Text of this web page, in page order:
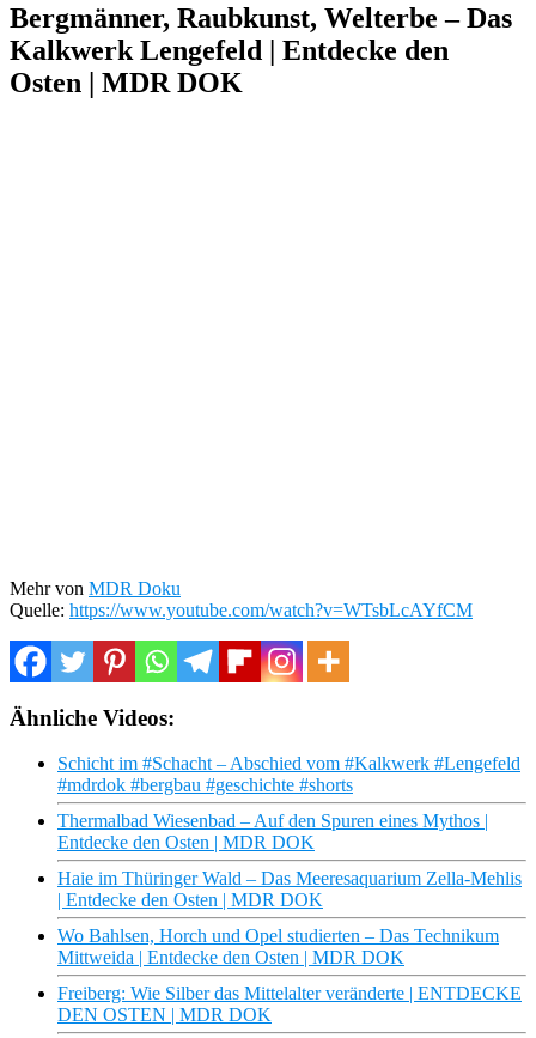
Bergmänner, Raubkunst, Welterbe – Das
Kalkwerk Lengefeld | Entdecke den
Osten | MDR DOK
Mehr von MDR Doku
Quelle: https://www.youtube.com/watch?v=WTsbLcAYfCM
Ähnliche Videos:
Schicht im #Schacht – Abschied vom #Kalkwerk #Lengefeld
#mdrdok #bergbau #geschichte #shorts
Thermalbad Wiesenbad – Auf den Spuren eines Mythos |
Entdecke den Osten | MDR DOK
Haie im Thüringer Wald – Das Meeresaquarium Zella-Mehlis
| Entdecke den Osten | MDR DOK
Wo Bahlsen, Horch und Opel studierten – Das Technikum
Mittweida | Entdecke den Osten | MDR DOK
Freiberg: Wie Silber das Mittelalter veränderte | ENTDECKE
DEN OSTEN | MDR DOK